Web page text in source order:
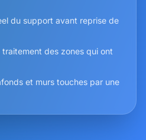
du support avant reprise de
des zones qui ont
et murs touches par une